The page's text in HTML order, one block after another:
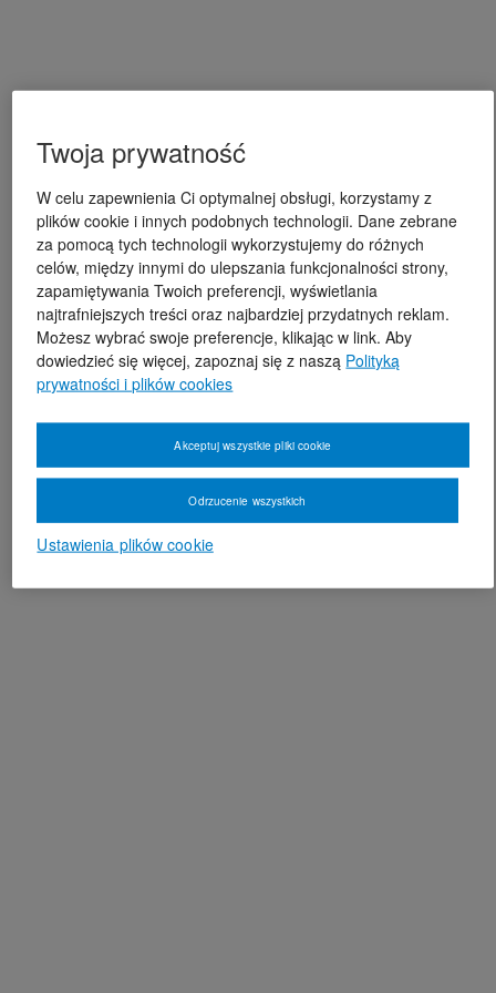
Twoja prywatność
W celu zapewnienia Ci optymalnej obsługi, korzystamy z
plików cookie i innych podobnych technologii. Dane zebrane
za pomocą tych technologii wykorzystujemy do różnych
celów, między innymi do ulepszania funkcjonalności strony,
zapamiętywania Twoich preferencji, wyświetlania
najtrafniejszych treści oraz najbardziej przydatnych reklam.
Możesz wybrać swoje preferencje, klikając w link. Aby
dowiedzieć się więcej, zapoznaj się z naszą Polityką
prywatności i plików cookies
Ustawienia plików cookie
Odrzucenie wszystkich
Akceptuj wszystkie pliki cookie